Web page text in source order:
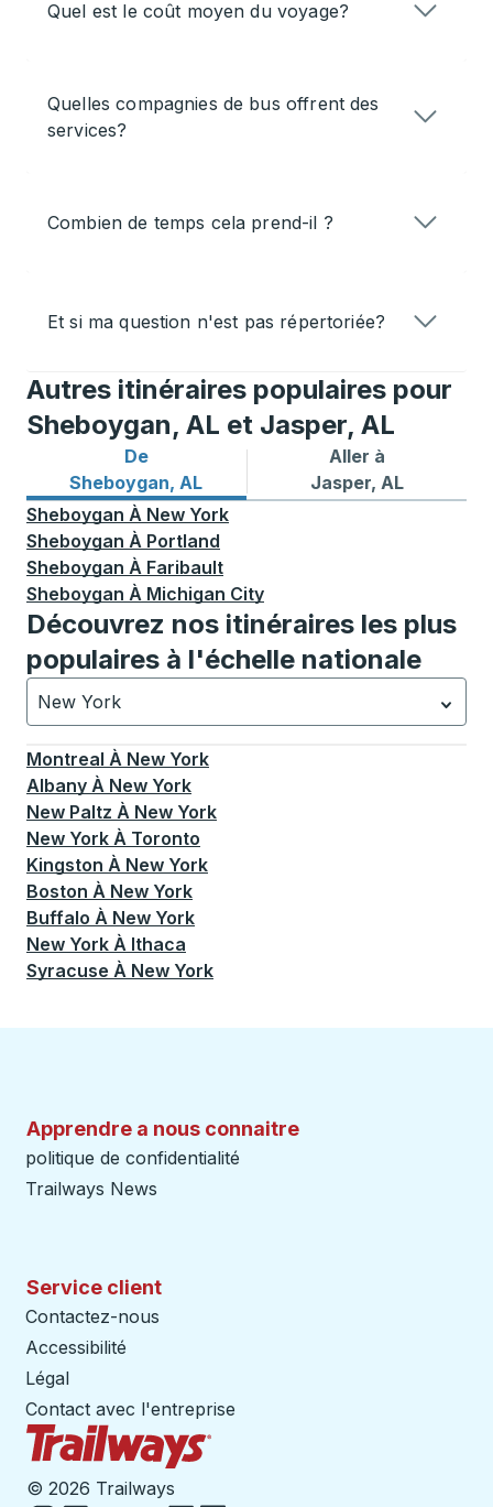
Quel est le coût moyen du voyage?
Quelles compagnies de bus offrent des
services?
Combien de temps cela prend-il ?
Et si ma question n'est pas répertoriée?
Autres itinéraires populaires pour
Sheboygan, AL et Jasper, AL
De
Sheboygan, AL
Itinéraires de bus depuis Sheboygan, AL
Aller à
Jasper, AL
Itinéraires de bus vers
Sheboygan À New York
Sheboygan À Portland
Sheboygan À Faribault
Sheboygan À Michigan City
Découvrez nos itinéraires les plus
populaires à l'échelle nationale
New York
Actuellement sélectionné: New York.La sélection est
Montreal À New York
Albany À New York
New Paltz À New York
New York À Toronto
Kingston À New York
Boston À New York
Buffalo À New York
New York À Ithaca
Syracuse À New York
Apprendre a nous connaitre
politique de confidentialité
Trailways News
Service client
Contactez-nous
Accessibilité
Légal
Contact avec l'entreprise
© 2026 Trailways